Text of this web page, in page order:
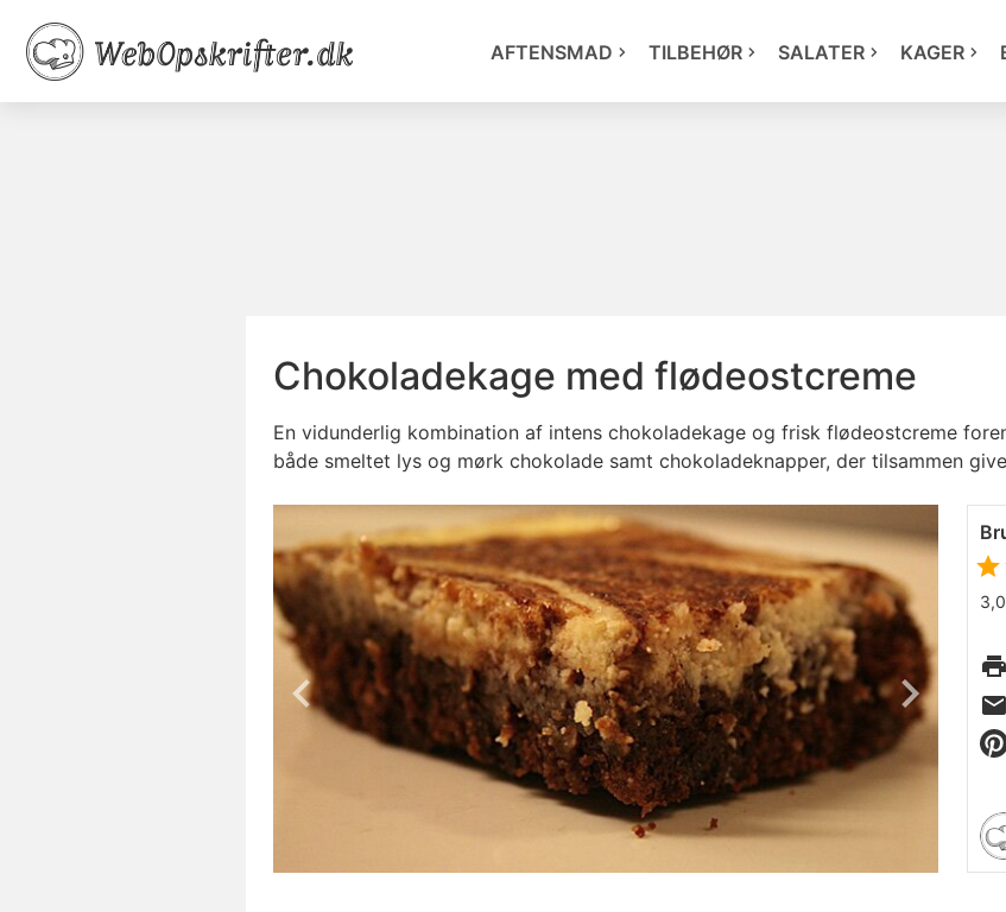
AFTENSMAD TILBEHØR SALATER KAGER
Chokoladekage med flødeostcreme
En vidunderlig kombination af intens chokoladekage og frisk flødeostcreme
både smeltet lys og mørk chokolade samt chokoladeknapper, der tilsammen
3,0